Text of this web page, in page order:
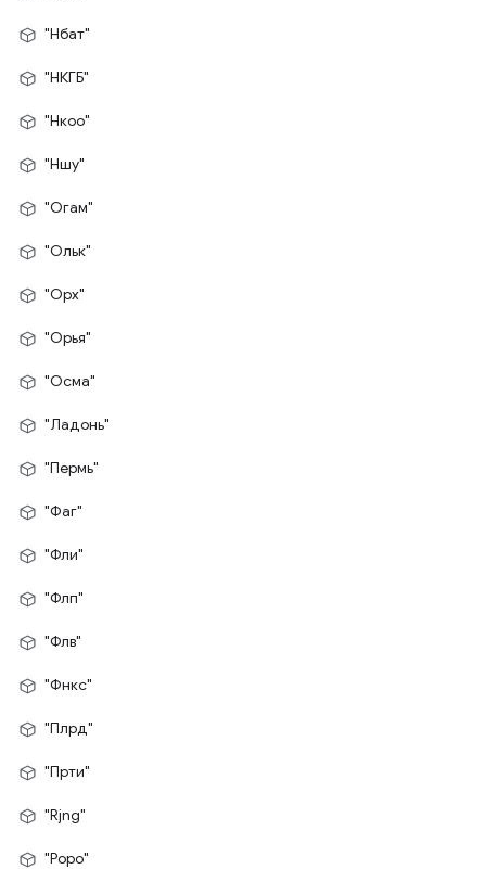
"Нбат"
"НКГБ"
"Нкоо"
"Ншу"
"Огам"
"Ольк"
"Орх"
"Орья"
"Осма"
"Ладонь"
"Пермь"
"Фаг"
"Фли"
"Флп"
"Флв"
"Фнкс"
"Плрд"
"Прти"
"Rjng"
"Роро"